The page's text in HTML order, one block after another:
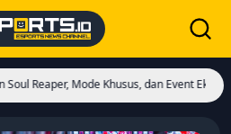
Mode Khusus, dan Event Eksklusif!